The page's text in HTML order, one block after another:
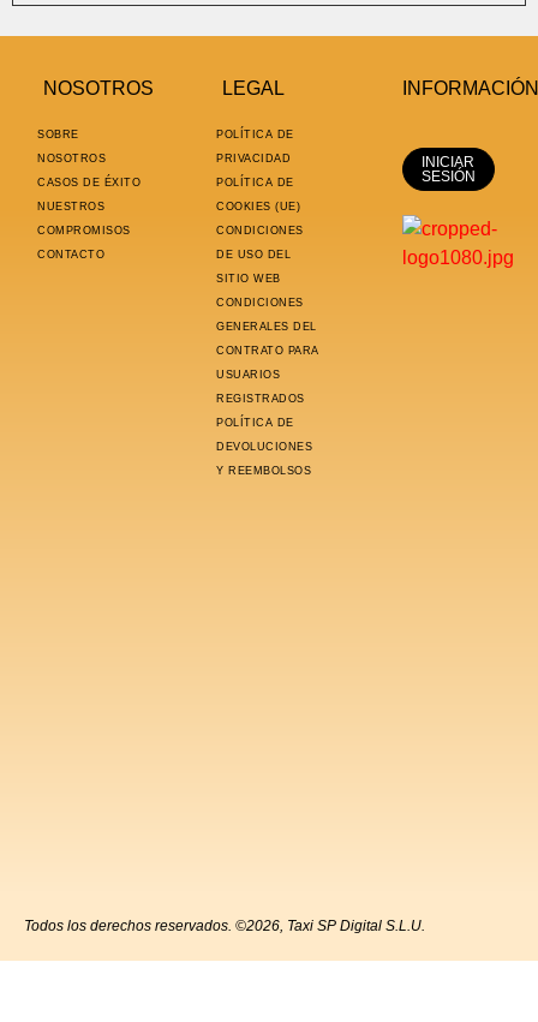
NOSOTROS
SOBRE
NOSOTROS
CASOS DE ÉXITO
NUESTROS
COMPROMISOS
CONTACTO
LEGAL
POLÍTICA DE
PRIVACIDAD
POLÍTICA DE
COOKIES (UE)
CONDICIONES
DE USO DEL
SITIO WEB
CONDICIONES
GENERALES DEL
CONTRATO PARA
USUARIOS
REGISTRADOS
POLÍTICA DE
DEVOLUCIONES
Y REEMBOLSOS
INFORMACIÓN
INICIAR
SESIÓN
Todos los derechos reservados. ©2026, Taxi SP Digital S.L.U.